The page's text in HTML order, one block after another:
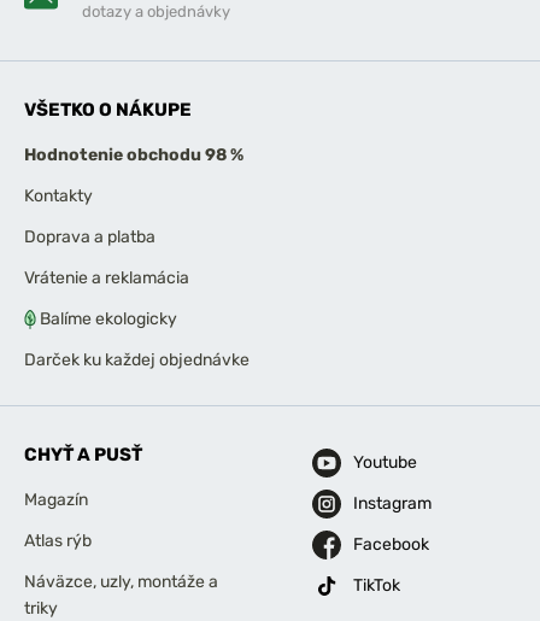
dotazy a objednávky
VŠETKO O NÁKUPE
Hodnotenie obchodu 98 %
Kontakty
Doprava a platba
Vrátenie a reklamácia
Balíme ekologicky
Darček ku každej objednávke
CHYŤ A PUSŤ
Magazín
Atlas rýb
Náväzce, uzly, montáže a
triky
Youtube
Instagram
Facebook
TikTok